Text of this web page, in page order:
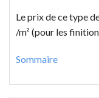
Le prix de ce type
/m² (pour les
Sommaire